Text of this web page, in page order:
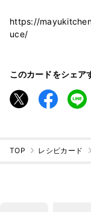
https://
uce/
このカードをシェア
TOP レシピカード